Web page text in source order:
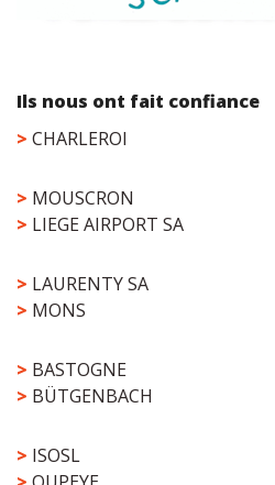
Ils nous ont fait confiance
> CHARLEROI
> MOUSCRON
> LIEGE AIRPORT SA
> LAURENTY SA
> MONS
> BASTOGNE
> BÜTGENBACH
> ISOSL